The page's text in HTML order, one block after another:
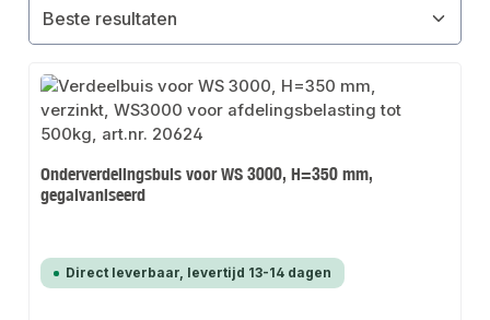
Onderverdelingsbuis voor WS 3000, H=350 mm,
gegalvaniseerd
Direct leverbaar, levertijd 13-14 dagen